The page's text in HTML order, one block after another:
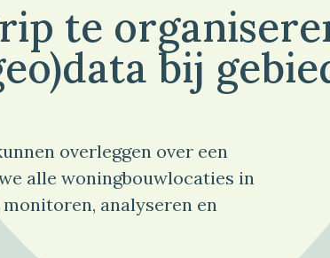
te
bij
overleggen over een
alle woningbouwlocaties in
analyseren en